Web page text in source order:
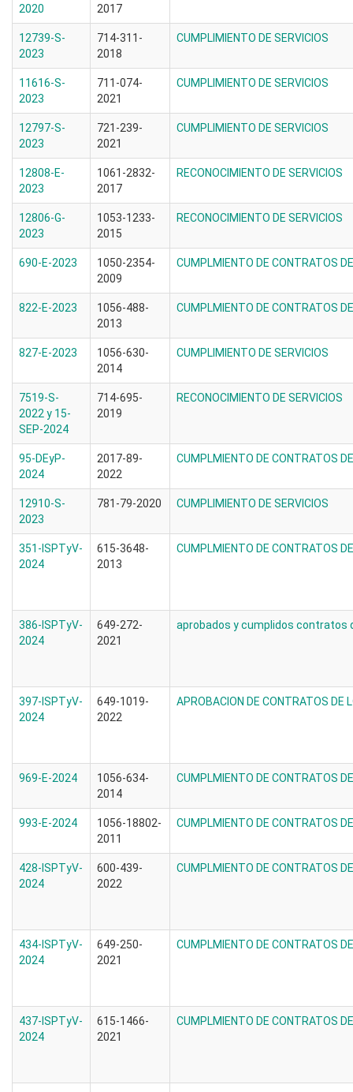
2020
2017
12739-S-
2023
714-311-
2018
CUMPLIMIENTO DE SERVICIOS
11616-S-
2023
711-074-
2021
CUMPLIMIENTO DE SERVICIOS
12797-S-
2023
721-239-
2021
CUMPLIMIENTO DE SERVICIOS
12808-E-
2023
1061-2832-
2017
RECONOCIMIENTO DE SERVICIOS
12806-G-
2023
1053-1233-
2015
RECONOCIMIENTO DE SERVICIOS
690-E-2023
1050-2354-
2009
CUMPLMIENTO DE CONTRATOS
822-E-2023
1056-488-
2013
CUMPLMIENTO DE CONTRATOS
827-E-2023
1056-630-
2014
CUMPLIMIENTO DE SERVICIOS
7519-S-
2022 y 15-
SEP-2024
714-695-
2019
RECONOCIMIENTO DE SERVICIOS
95-DEyP-
2024
2017-89-
2022
CUMPLMIENTO DE CONTRATOS
12910-S-
2023
781-79-2020 CUMPLIMIENTO DE SERVICIOS
351-ISPTyV-
2024
615-3648-
2013
CUMPLMIENTO DE CONTRATOS
386-ISPTyV-
2024
649-272-
2021
aprobados y cumplidos contratos
397-ISPTyV-
2024
649-1019-
2022
APROBACION DE CONTRATOS DE
969-E-2024
1056-634-
2014
CUMPLMIENTO DE CONTRATOS
993-E-2024
1056-18802-
2011
CUMPLMIENTO DE CONTRATOS
428-ISPTyV-
2024
600-439-
2022
CUMPLMIENTO DE CONTRATOS
434-ISPTyV-
2024
649-250-
2021
CUMPLMIENTO DE CONTRATOS
437-ISPTyV-
2024
615-1466-
2021
CUMPLMIENTO DE CONTRATOS